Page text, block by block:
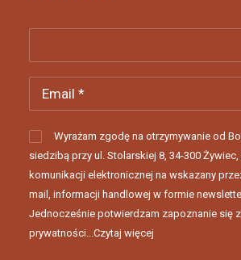
Wyrażam zgodę na otrzymywanie od
siedzibą przy ul. Stolarskiej 8, 34-300
komunikacji elektronicznej na wskazany
mail, informacji handlowej w formie
Jednocześnie potwierdzam zapoznanie się
prywatności...Czytaj więcej